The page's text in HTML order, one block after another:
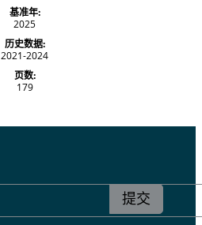
基准年:
2025
历史数据:
2021-2024
页数:
179
提交